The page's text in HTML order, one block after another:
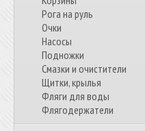
Рога на руль
Очки
Насосы
Подножки
Смазки и очистители
Щитки, крылья
Фляги для воды
Флягодержатели